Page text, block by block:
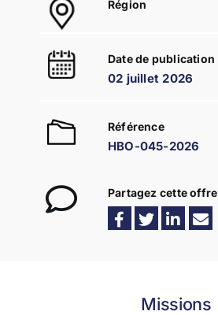
Région
Date de publication
02 juillet 2026
Référence
HBO-045-2026
Partagez cette offre
Missions